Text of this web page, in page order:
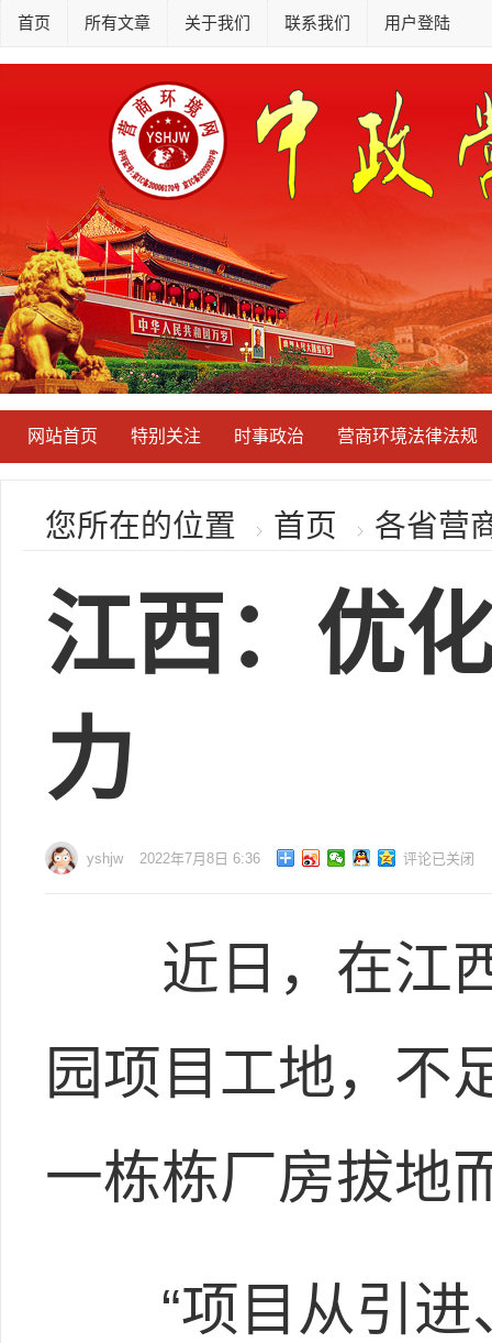
首页 所有文章 关于我们 联系我们 用户登陆
网站首页 特别关注 时事政治 营商环境法律法规
您所在的位置 首页 各省营
江西：优
力
yshjw 2022年7月8日 6:36 评论已关闭
近日，在江西
园项目工地，不
一栋栋厂房拔地
“项目从引进